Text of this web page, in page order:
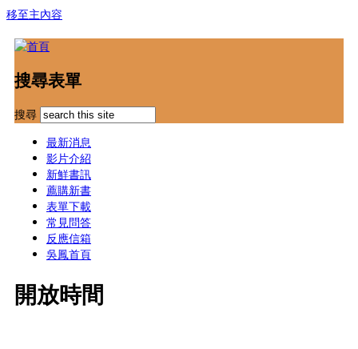
移至主內容
搜尋表單
搜尋
最新消息
影片介紹
新鮮書訊
薦購新書
表單下載
常見問答
反應信箱
吳鳳首頁
開放時間